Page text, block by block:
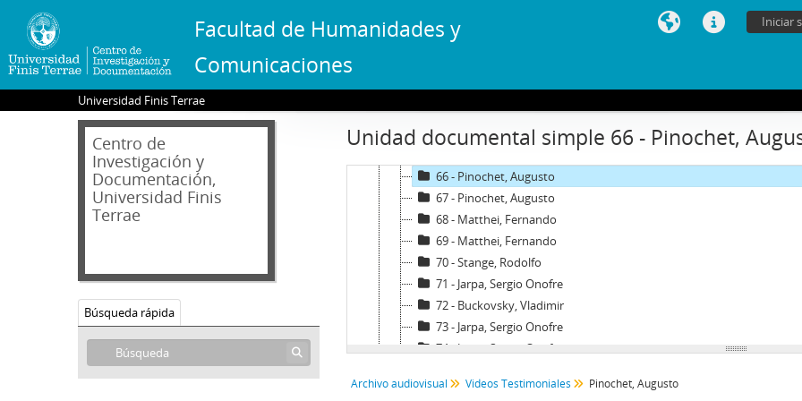
Facultad de Humanidades y
Comunicaciones
Iniciar
Universidad Finis Terrae
Centro de
Investigación y
Documentación,
Universidad Finis
Terrae
Búsqueda rápida
Unidad documental simple 66 - Pinochet,
59 - Montero, Enrique I
60 - Montero, Enrique II
62 - Carrasco, Washington
63 - Canessa, Julio
64 - Canessa, Julio
66 - Pinochet, Augusto
67 - Pinochet, Augusto
68 - Matthei, Fernando
69 - Matthei, Fernando
70 - Stange, Rodolfo
71 - Jarpa, Sergio Onofre
72 - Buckovsky, Vladimir
73 - Jarpa, Sergio Onofre
74 - Jarpa, Sergio Onofre
76 - Jarpa, Sergio Onofre
Archivo audiovisual Videos Testimoniales Pinochet, Augusto